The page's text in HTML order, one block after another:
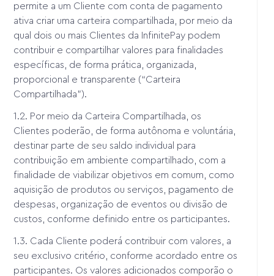
permite a um Cliente com conta de pagamento
ativa criar uma carteira compartilhada, por meio da
qual dois ou mais Clientes da InfinitePay podem
contribuir e compartilhar valores para finalidades
específicas, de forma prática, organizada,
proporcional e transparente (“Carteira
Compartilhada”).
1.2. Por meio da Carteira Compartilhada, os
Clientes poderão, de forma autônoma e voluntária,
destinar parte de seu saldo individual para
contribuição em ambiente compartilhado, com a
finalidade de viabilizar objetivos em comum, como
aquisição de produtos ou serviços, pagamento de
despesas, organização de eventos ou divisão de
custos, conforme definido entre os participantes.
1.3. Cada Cliente poderá contribuir com valores, a
seu exclusivo critério, conforme acordado entre os
participantes. Os valores adicionados comporão o